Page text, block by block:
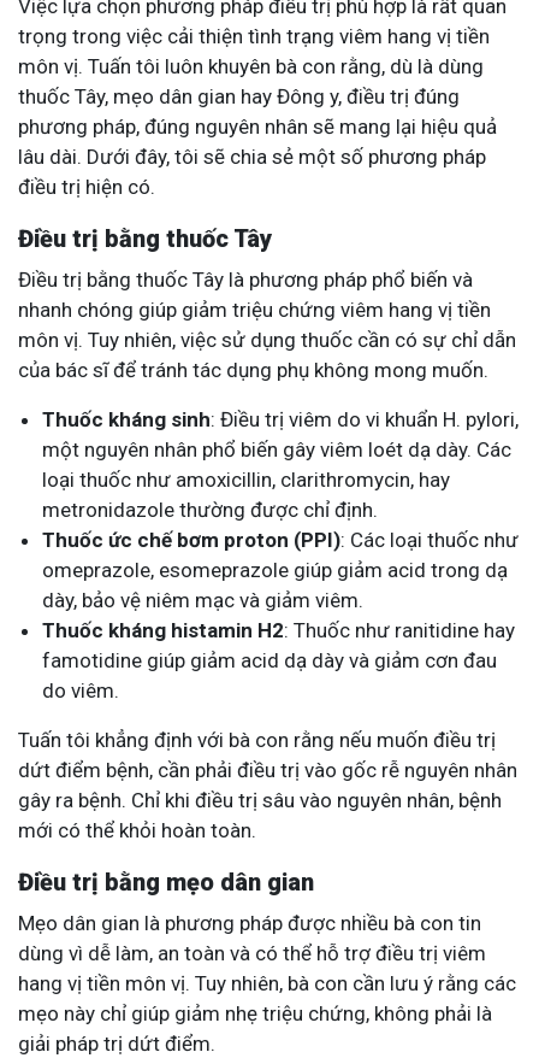
Việc lựa chọn phương pháp điều trị phù hợp là rất quan
trọng trong việc cải thiện tình trạng viêm hang vị tiền
môn vị. Tuấn tôi luôn khuyên bà con rằng, dù là dùng
thuốc Tây, mẹo dân gian hay Đông y, điều trị đúng
phương pháp, đúng nguyên nhân sẽ mang lại hiệu quả
lâu dài. Dưới đây, tôi sẽ chia sẻ một số phương pháp
điều trị hiện có.
Điều trị bằng thuốc Tây
Điều trị bằng thuốc Tây là phương pháp phổ biến và
nhanh chóng giúp giảm triệu chứng viêm hang vị tiền
môn vị. Tuy nhiên, việc sử dụng thuốc cần có sự chỉ dẫn
của bác sĩ để tránh tác dụng phụ không mong muốn.
Thuốc kháng sinh: Điều trị viêm do vi khuẩn H. pylori,
một nguyên nhân phổ biến gây viêm loét dạ dày. Các
loại thuốc như amoxicillin, clarithromycin, hay
metronidazole thường được chỉ định.
Thuốc ức chế bơm proton (PPI): Các loại thuốc như
omeprazole, esomeprazole giúp giảm acid trong dạ
dày, bảo vệ niêm mạc và giảm viêm.
Thuốc kháng histamin H2: Thuốc như ranitidine hay
famotidine giúp giảm acid dạ dày và giảm cơn đau
do viêm.
Tuấn tôi khẳng định với bà con rằng nếu muốn điều trị
dứt điểm bệnh, cần phải điều trị vào gốc rễ nguyên nhân
gây ra bệnh. Chỉ khi điều trị sâu vào nguyên nhân, bệnh
mới có thể khỏi hoàn toàn.
Điều trị bằng mẹo dân gian
Mẹo dân gian là phương pháp được nhiều bà con tin
dùng vì dễ làm, an toàn và có thể hỗ trợ điều trị viêm
hang vị tiền môn vị. Tuy nhiên, bà con cần lưu ý rằng các
mẹo này chỉ giúp giảm nhẹ triệu chứng, không phải là
giải pháp trị dứt điểm.